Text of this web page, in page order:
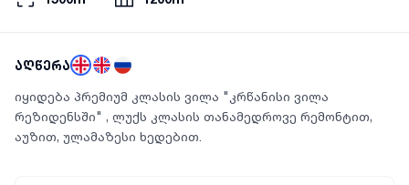
აღწერა
იყიდება პრემიუმ კლასის ვილა "კრწანისი ვილა
რეზიდენსში" , ლუქს კლასის თანამედროვე რემონტით,
აუზით, ულამაზესი ხედებით.